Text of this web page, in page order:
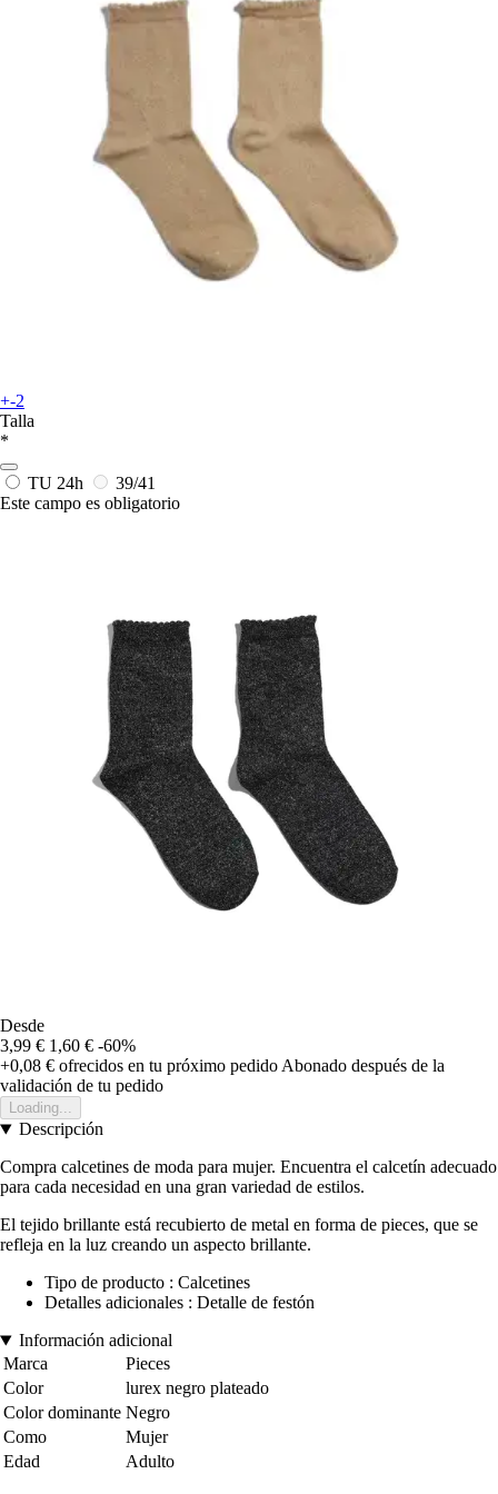
+-2
Talla
*
TU 24h
39/41
Este campo es obligatorio
Desde
3,99 € 1,60 € -60%
+0,08 € ofrecidos en tu próximo pedido Abonado después de la
validación de tu pedido
Loading...
Descripción
Compra calcetines de moda para mujer. Encuentra el calcetín adecuado
para cada necesidad en una gran variedad de estilos.
El tejido brillante está recubierto de metal en forma de pieces, que se
refleja en la luz creando un aspecto brillante.
Tipo de producto : Calcetines
Detalles adicionales : Detalle de festón
Información adicional
Marca
Pieces
Color
lurex negro plateado
Color dominante Negro
Como
Mujer
Edad
Adulto